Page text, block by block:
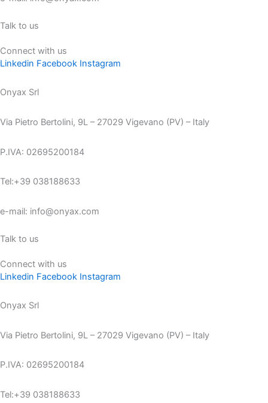
Talk to us
Connect with us
Linkedin Facebook Instagram
Onyax Srl
Via Pietro Bertolini, 9L – 27029 Vigevano (PV) – Italy
P.IVA: 02695200184
Tel:+39 038188633
e-mail: info@onyax.com
Talk to us
Connect with us
Linkedin Facebook Instagram
Onyax Srl
Via Pietro Bertolini, 9L – 27029 Vigevano (PV) – Italy
P.IVA: 02695200184
Tel:+39 038188633